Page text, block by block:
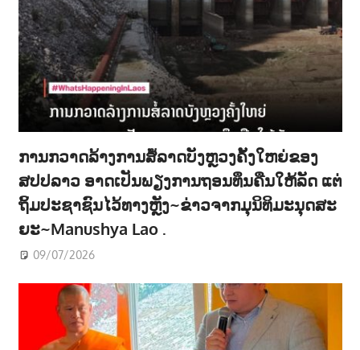
ການກວາດລ້າງການສໍ້ລາດບັງຫຼວງຄັ້ງໃຫຍ່ຂອງ
ສປປລາວ ອາດເປັນພຽງການຖອນທຶນຄືນໃຫ້ລັດ ແຕ່
ຖິ້ມປະຊາຊົນໄວ້ທາງຫຼັງ~ຂ່າວຈາກມຸນິທິມະນຸດສະ
ຍະ~Manushya Lao .
09/07/2026